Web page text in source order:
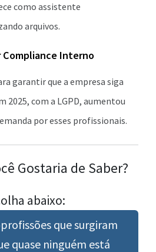
como assistente
arquivos.
Compliance Interno
garantir que a empresa siga
2025, com a LGPD, aumentou
por esses profissionais.
Gostaria de Saber?
abaixo:
que surgiram
quase ninguém está